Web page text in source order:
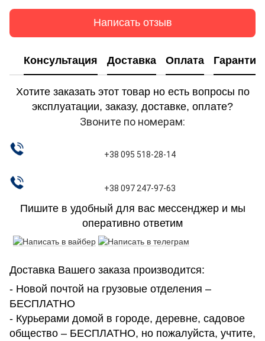
Написать отзыв
Консультация Доставка Оплата Гарантия
Хотите заказать этот товар но есть вопросы по
эксплуатации, заказу, доставке, оплате?
Звоните по номерам:
+38 095 518-28-14
+38 097 247-97-63
Пишите в удобный для вас мессенджер и мы
оперативно ответим
Доставка Вашего заказа производится:
- Новой почтой на грузовые отделения –
БЕСПЛАТНО
- Курьерами домой в городе, деревне, садовое
общество – БЕСПЛАТНО, но пожалуйста, учтите,